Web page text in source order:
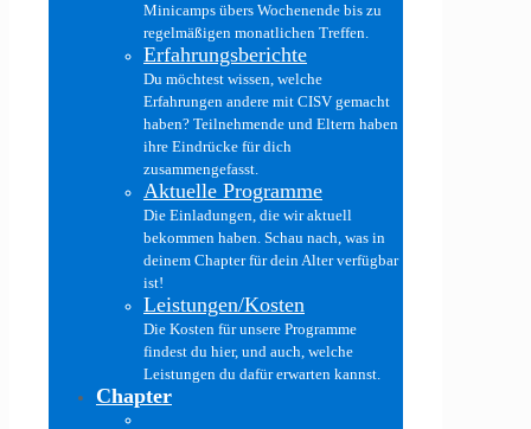
Minicamps übers Wochenende bis zu
regelmäßigen monatlichen Treffen.
Erfahrungsberichte
Du möchtest wissen, welche
Erfahrungen andere mit CISV gemacht
haben? Teilnehmende und Eltern haben
ihre Eindrücke für dich
zusammengefasst.
Aktuelle Programme
Die Einladungen, die wir aktuell
bekommen haben. Schau nach, was in
deinem Chapter für dein Alter verfügbar
ist!
Leistungen/Kosten
Die Kosten für unsere Programme
findest du hier, und auch, welche
Leistungen du dafür erwarten kannst.
Chapter